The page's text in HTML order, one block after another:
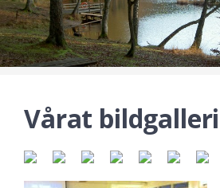
Vårat bildgalleri